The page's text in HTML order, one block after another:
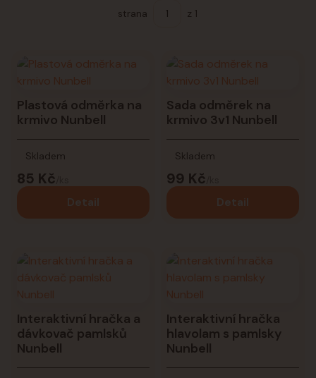
strana
z 1
Plastová odměrka na
krmivo Nunbell
85 Kč
Skladem
Detail
Sada odměrek na
krmivo 3v1 Nunbell
99 Kč
Skladem
Detail
Interaktivní hračka a
dávkovač pamlsků
Nunbell
Interaktivní hračka
hlavolam s pamlsky
Nunbell